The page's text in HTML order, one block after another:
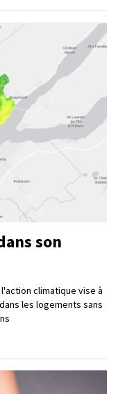
son
climatique vise à
les logements sans